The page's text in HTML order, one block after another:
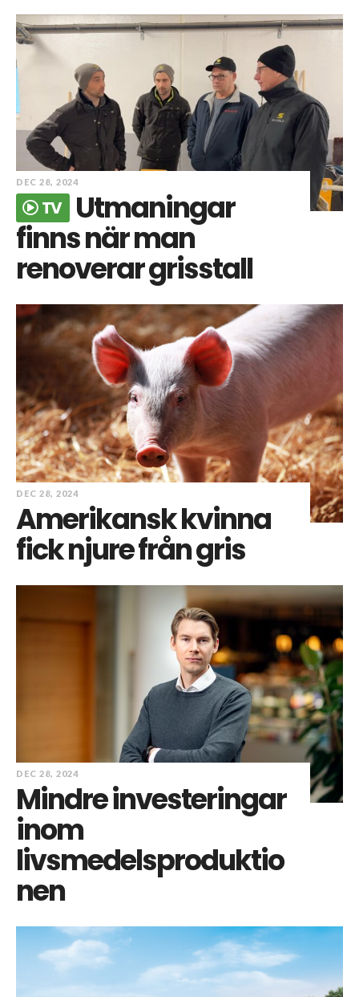
DEC 28, 2024
TV Utmaningar
finns när man
renoverar grisstall
DEC 28, 2024
Amerikansk kvinna
fick njure från gris
DEC 28, 2024
Mindre investeringar
inom
livsmedelsproduktio
nen